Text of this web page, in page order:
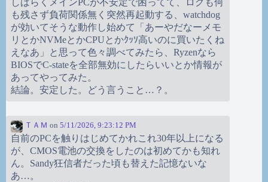
も残さず負荷関係無く突然再起動する、watchdog
が効いてそうな動作し始めて「あーやだなーメモ
リとかNVMeとかCPUとかｸｯｿ高いのに買いたくね
えなあ」と思って色々調べてみたら、Ryzenなら
BIOSでC-stateを全部無効にしたらいいとか情報が
あってやってみた。
結論。安定した。どう言うこと…？。
ＴＡＭ on 5/11/2026, 9:23:12 PM
自前のPCを触りはじめてかれこれ30年以上になる
が、CMOS電池の交換をしたのは初めてかも知れ
ん。Sandy狂信者だった頃も替えた記憶ないな
あ…。